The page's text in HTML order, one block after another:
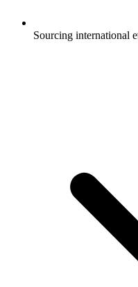
Sourcing international